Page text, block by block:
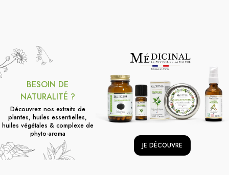
BESOIN DE
NATURALITÉ ?
Découvrez nos extraits de
plantes, huiles essentielles,
huiles végétales & complexe de
phyto-aroma
JE DÉCOUVRE